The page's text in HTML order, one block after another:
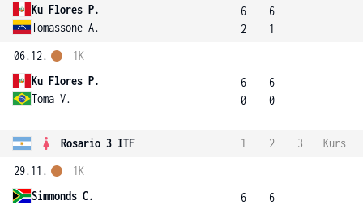
Ku Flores P.
Tomassone A.
6
2
6
1
06.12.
Ku Flores P.
Toma V.
1K
6
0
6
0
Rosario 3 ITF 1 2 3
Kurs
29.11.
Simmonds C.
1K
6
6